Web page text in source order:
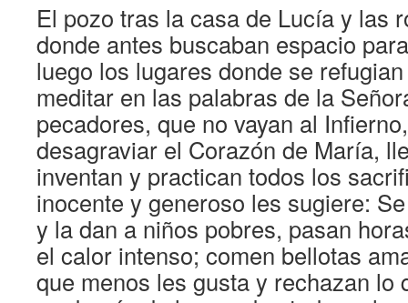
El pozo tras la casa de Lucía y las
donde antes buscaban espacio
luego los lugares donde se
meditar en las palabras de la
pecadores, que no vayan al
desagraviar el Corazón de María,
inventan y practican todos los
inocente y generoso les sugiere:
y la dan a niños pobres, pasan
el calor intenso; comen bellotas
que menos les gusta y rechazan lo